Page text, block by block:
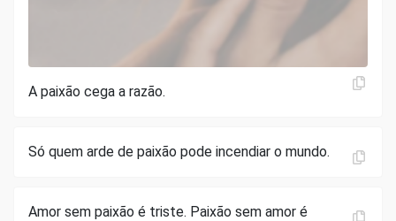
A paixão cega a razão.
Só quem arde de paixão pode incendiar o mundo.
Amor sem paixão é triste. Paixão sem amor é